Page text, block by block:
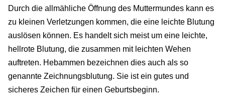
Durch die allmähliche Öffnung des Muttermundes kann es
zu kleinen Verletzungen kommen, die eine leichte Blutung
auslösen können. Es handelt sich meist um eine leichte,
hellrote Blutung, die zusammen mit leichten Wehen
auftreten. Hebammen bezeichnen dies auch als so
genannte Zeichnungsblutung. Sie ist ein gutes und
sicheres Zeichen für einen Geburtsbeginn.